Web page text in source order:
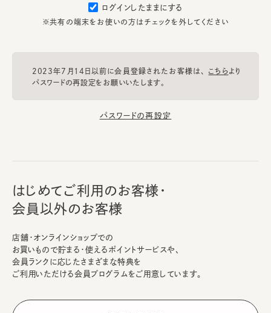
ログインしたままにする
※共有の端末をお使いの方はチェックを外してください
2023年7月14日以前に会員登録されたお客様は、 こちらより
パスワードの再設定をお願いいたします。
パスワードの再設定
はじめてご利用のお客様・
会員以外のお客様
店舗・オンラインショップでの
お買いもので貯まる・使えるポイントサービスや、
会員ランクに応じたさまざまな特典を
ご利用いただける会員プログラムをご用意しています。